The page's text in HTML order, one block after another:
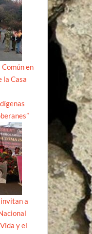
Común en
la Casa
a
y el